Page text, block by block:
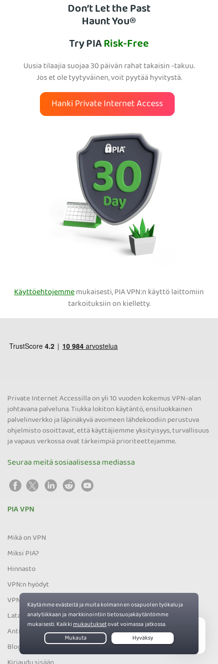
Don’t Let the Past
Haunt You®
Try PIARisk-Free
Uusia tilaajia suojaa 30 päivän rahat takaisin -takuu.
Jos et ole tyytyväinen, voit pyytää hyvitystä.
Hanki Private Internet Access
Käyttöehtojemmemukaisesti, PIA VPN:n käyttö laittomiin
tarkoituksiin on kielletty.
Private Internet Accessilla on yli 10 vuoden kokemus VPN-alan
johtavana palveluna. Tiukka lokiton käytäntö, ensiluokkainen
palvelinverkko ja läpinäkyvä avoimeen lähdekoodiin perustuva
ohjelmisto osoittavat, että käyttäjiemme yksityisyys, turvallisuus
ja vapaus verkossa ovat tärkeimpiä prioriteettejamme.
Seuraa meitä sosiaalisessa mediassa
PIA VPN
Mikä on VPN
Miksi PIA?
Hinnasto
VPN:n hyödyt
VPN-palvelimet
Lataa VPN
Antivirus
Blogi